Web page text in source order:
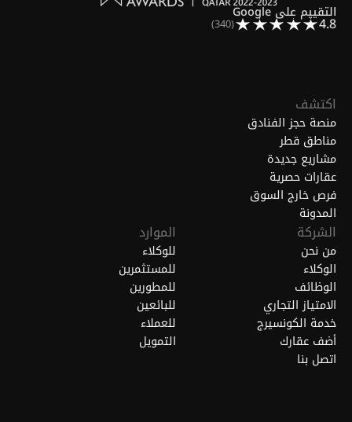
التقييم على Google
4.8
(340)
اكتشف
منصة حجز الفنادق
مناطق قطر
مشاريع جديدة
عقارات حصرية
فرص خارج السوق
المدونة
الشركة
من نحن
الوكلاء
الوظائف
الامتياز التجاري
خدمة الكونسيرج
أضف عقارك
اتصل بنا
الموارد
للوكلاء
للمستثمرين
للمطورين
للبائعين
للعملاء
التمويل